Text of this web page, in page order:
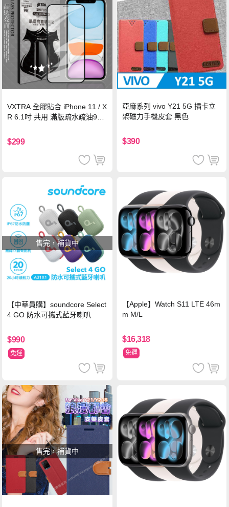
VXTRA 全膠貼合 iPhone 11 / X
R 6.1吋 共用 滿版疏水疏油9H
$299
亞麻系列 vivo Y21 5G 插卡立
架磁力手機皮套 黑色
$390
售完，補貨中
【中華員購】soundcore Select
4 GO 防水可攜式藍牙喇叭
$990
免運
【Apple】Watch S11 LTE 46m
m M/L
$16,318
免運
售完，補貨中